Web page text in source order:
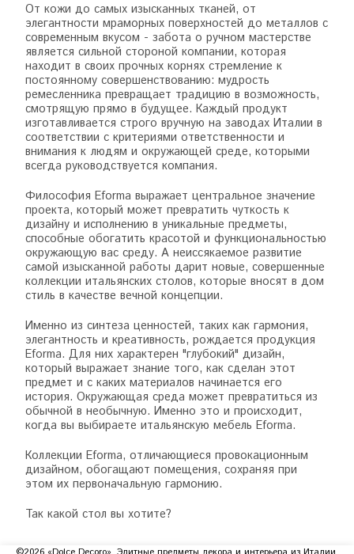
От кожи до самых изысканных тканей, от
элегантности мраморных поверхностей до металлов с
современным вкусом - забота о ручном мастерстве
является сильной стороной компании, которая
находит в своих прочных корнях стремление к
постоянному совершенствованию: мудрость
ремесленника превращает традицию в возможность,
смотрящую прямо в будущее. Каждый продукт
изготавливается строго вручную на заводах Италии в
соответствии с критериями ответственности и
внимания к людям и окружающей среде, которыми
всегда руководствуется компания.
Философия Eforma выражает центральное значение
проекта, который может превратить чуткость к
дизайну и исполнению в уникальные предметы,
способные обогатить красотой и функциональностью
окружающую вас среду. А неиссякаемое развитие
самой изысканной работы дарит новые, совершенные
коллекции итальянских столов, которые вносят в дом
стиль в качестве вечной концепции.
Именно из синтеза ценностей, таких как гармония,
элегантность и креативность, рождается продукция
Eforma. Для них характерен "глубокий" дизайн,
который выражает знание того, как сделан этот
предмет и с каких материалов начинается его
история. Окружающая среда может превратиться из
обычной в необычную. Именно это и происходит,
когда вы выбираете итальянскую мебель Eforma.
Коллекции Eforma, отличающиеся провокационным
дизайном, обогащают помещения, сохраняя при
этом их первоначальную гармонию.
Так какой стол вы хотите?